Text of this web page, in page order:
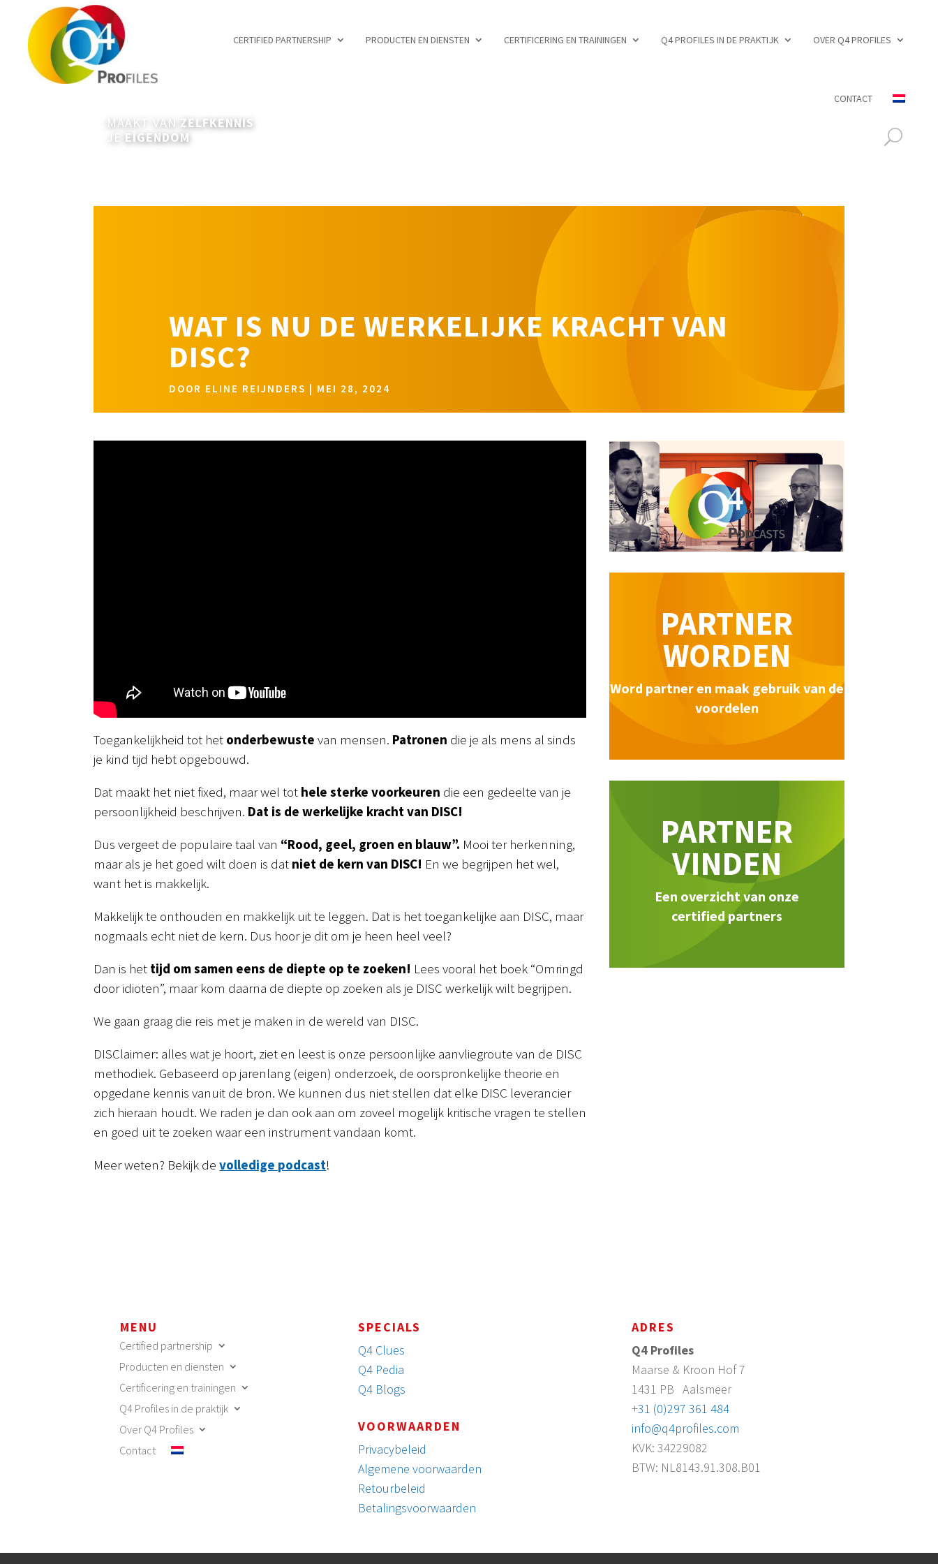
CERTIFIED PARTNERSHIP PRODUCTEN EN DIENSTEN CERTIFICERING EN TRAININGEN Q4 PROFILES IN DE PRAKTIJK OVER Q4 PROFILES
CONTACT
MAAKT VAN ZELFKENNIS
JE
EIGENDOM
WAT IS NU DE WERKELIJKE KRACHT VAN
DISC?
DOOR ELINE REIJNDERS MEI 28, 2024
Toegankelijkheid tot het onderbewuste van mensen. Patronen die je als mens al sinds
je kind tijd hebt opgebouwd.
Dat maakt het niet fixed, maar wel tot hele sterke voorkeuren die een gedeelte van je
persoonlijkheid beschrijven. Dat is de werkelijke kracht van DISC!
Dus vergeet de populaire taal van “Rood, geel, groen en blauw”. Mooi ter herkenning,
maar als je het goed wilt doen is dat niet de kern van DISC! En we begrijpen het wel,
want het is makkelijk.
Makkelijk te onthouden en makkelijk uit te leggen. Dat is het toegankelijke aan DISC, maar
nogmaals echt niet de kern. Dus hoor je dit om je heen heel veel?
Dan is het tijd om samen eens de diepte op te zoeken! Lees vooral het boek “Omringd
door idioten”, maar kom daarna de diepte op zoeken als je DISC werkelijk wilt begrijpen.
We gaan graag die reis met je maken in de wereld van DISC.
DISClaimer: alles wat je hoort, ziet en leest is onze persoonlijke aanvliegroute van de DISC
methodiek. Gebaseerd op jarenlang (eigen) onderzoek, de oorspronkelijke theorie en
opgedane kennis vanuit de bron. We kunnen dus niet stellen dat elke DISC leverancier
zich hieraan houdt. We raden je dan ook aan om zoveel mogelijk kritische vragen te stellen
en goed uit te zoeken waar een instrument vandaan komt.
Meer weten? Bekijk devolledige podcast!
PARTNER
WORDEN
Word partner en maak gebruik van de
voordelen
PARTNER
VINDEN
Een overzicht van onze
certified partners
MENU
Certified partnership
Producten en diensten
Certificering en trainingen
Q4 Profiles in de praktijk
Over Q4 Profiles
Contact
SPECIALS
Q4 Clues
Q4 Pedia
Q4 Blogs
VOORWAARDEN
Privacybeleid
Algemene voorwaarden
Retourbeleid
Betalingsvoorwaarden
ADRES
Q4 Profiles
Maarse & Kroon Hof 7
1431 PB Aalsmeer
+31 (0)297 361 484
info@q4profiles.com
KVK: 34229082
BTW: NL8143.91.308.B01